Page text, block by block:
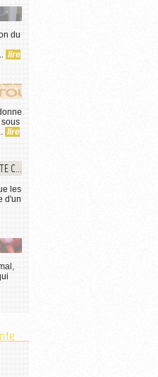
du
lire
lire
CONCERT DU SAMEDI : FLORENT MARCHET + CHARLOTTE COULEAU
les
d'un